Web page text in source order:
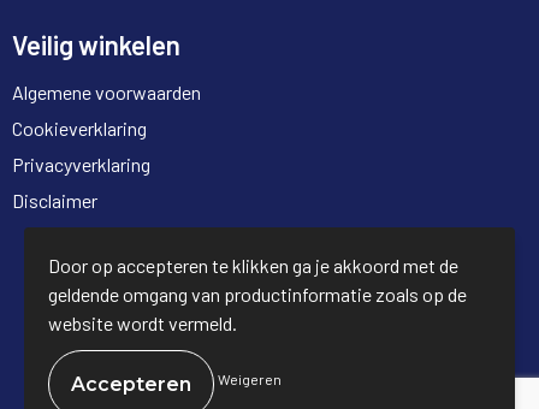
Veilig winkelen
Algemene voorwaarden
Cookieverklaring
Privacyverklaring
Disclaimer
© Copyright Full Trading 2026
Door op accepteren te klikken ga je akkoord met de
geldende omgang van productinformatie zoals op de
website wordt vermeld.
Weigeren